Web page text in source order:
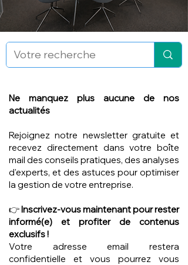
Ne manquez plus aucune de nos
actualités
Rejoignez notre newsletter gratuite et
recevez directement dans votre boîte
mail des conseils pratiques, des analyses
d'experts, et des astuces pour optimiser
la gestion de votre entreprise.
👉Inscrivez-vous maintenant pour rester
informé(e) et profiter de contenus
exclusifs !
Votre adresse email restera
confidentielle et vous pourrez vous